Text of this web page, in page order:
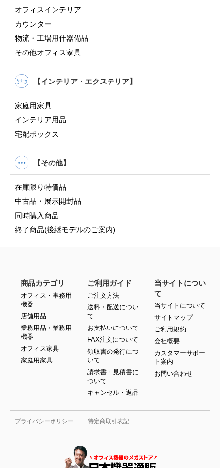
オフィスインテリア
カウンター
物流・工場用什器備品
その他オフィス家具
【インテリア・エクステリア】
家庭用家具
インテリア用品
宅配ボックス
【その他】
在庫限り特価品
中古品・展示開封品
同時購入商品
終了商品(後継モデルのご案内)
プライバシーポリシー 特定商取引表記
商品カテゴリ
オフィス・事務用
機器
店舗用品
業務用品・業務用
機器
オフィス家具
家庭用家具
ご利用ガイド
ご注文方法
送料・配送につい
て
お支払いについて
FAX注文について
領収書の発行につ
いて
請求書・見積書に
ついて
キャンセル・返品
当サイトについ
て
当サイトについて
サイトマップ
ご利用規約
会社概要
カスタマーサポー
ト案内
お問い合わせ